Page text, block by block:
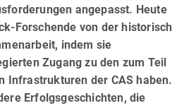
angepasst. Heute
Forschende von der historisch
indem sie
Zugang zu den zum Teil
Infrastrukturen der CAS haben.
Erfolgsgeschichten, die